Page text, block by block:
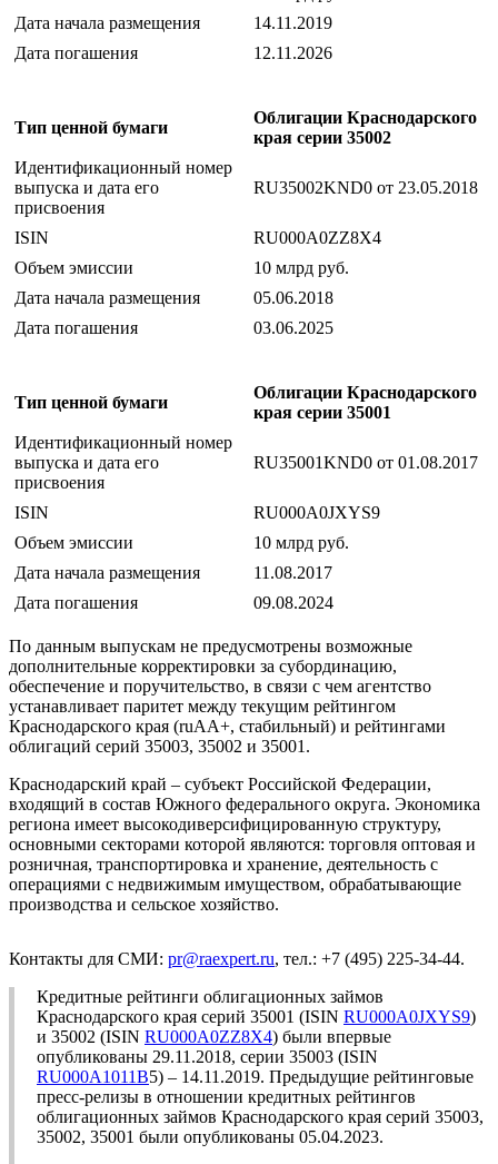
Дата начала размещения
14.11.2019
Дата погашения
12.11.2026
Тип ценной бумаги
Облигации Краснодарского
края серии 35002
Идентификационный номер
выпуска и дата его
присвоения
RU35002KND0 от 23.05.2018
ISIN
RU000A0ZZ8X4
Объем эмиссии
10 млрд руб.
Дата начала размещения
05.06.2018
Дата погашения
03.06.2025
Тип ценной бумаги
Облигации Краснодарского
края серии 35001
Идентификационный номер
выпуска и дата его
присвоения
RU35001KND0 от 01.08.2017
ISIN
RU000A0JXYS9
Объем эмиссии
10 млрд руб.
Дата начала размещения
11.08.2017
Дата погашения
09.08.2024
По данным выпускам не предусмотрены возможные
дополнительные корректировки за субординацию,
обеспечение и поручительство, в связи с чем агентство
устанавливает паритет между текущим рейтингом
Краснодарского края (ruAA+, стабильный) и рейтингами
облигаций серий 35003, 35002 и 35001.
Краснодарский край – субъект Российской Федерации,
входящий в состав Южного федерального округа. Экономика
региона имеет высокодиверсифицированную структуру,
основными секторами которой являются: торговля оптовая и
розничная, транспортировка и хранение, деятельность с
операциями с недвижимым имуществом, обрабатывающие
производства и сельское хозяйство.
Контакты для СМИ: pr@raexpert.ru, тел.: +7 (495) 225-34-44.
Кредитные рейтинги облигационных займов
Краснодарского края серий 35001 (ISIN RU000A0JXYS9)
и 35002 (ISIN RU000A0ZZ8X4) были впервые
опубликованы 29.11.2018, серии 35003 (ISIN
RU000A1011B5) – 14.11.2019. Предыдущие рейтинговые
пресс-релизы в отношении кредитных рейтингов
облигационных займов Краснодарского края серий 35003,
35002, 35001 были опубликованы 05.04.2023.